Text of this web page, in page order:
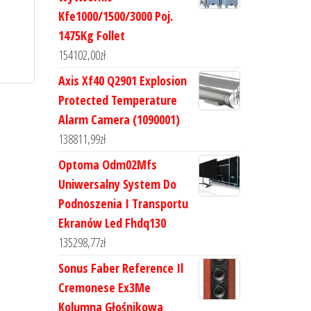
Kfe1000/1500/3000 Poj.
1475Kg Follet
154102,00zł
Axis Xf40 Q2901 Explosion
Protected Temperature
Alarm Camera (1090001)
138811,99zł
Optoma Odm02Mfs
Uniwersalny System Do
Podnoszenia I Transportu
Ekranów Led Fhdq130
135298,77zł
Sonus Faber Reference Il
Cremonese Ex3Me
Kolumna Głośnikowa